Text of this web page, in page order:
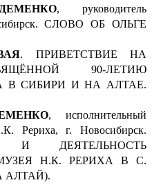
, руководитель
СЛОВО ОБ ОЛЬГЕ
. ПРИВЕТСТВИЕ НА
90-ЛЕТИЮ
В СИБИРИ И НА АЛТАЕ.
ЕНКО, исполнительный
Рериха, г. Новосибирск.
И ДЕЯТЕЛЬНОСТЬ
Н.К. РЕРИХА В С.
АЛТАЙ).